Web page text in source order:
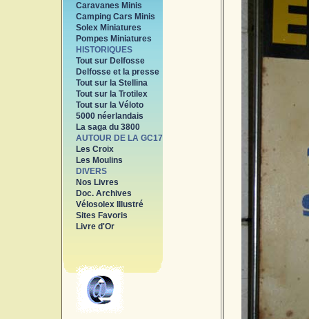
Caravanes Minis
Camping Cars Minis
Solex Miniatures
Pompes Miniatures
HISTORIQUES
Tout sur Delfosse
Delfosse et la presse
Tout sur la Stellina
Tout sur la Trotilex
Tout sur la Véloto
5000 néerlandais
La saga du 3800
AUTOUR DE LA GC17
Les Croix
Les Moulins
DIVERS
Nos Livres
Doc. Archives
Vélosolex Illustré
Sites Favoris
Livre d'Or